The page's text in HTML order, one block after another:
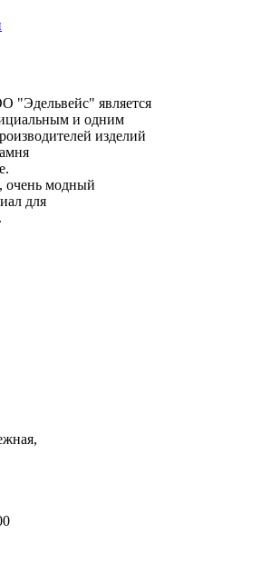
"Эдельвейс" является
и одним
изделий
очень модный
для